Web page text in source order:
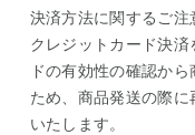
決済方法に関するご注
クレジットカード決
ドの有効性の確認か
ため、商品発送の際
いたします。